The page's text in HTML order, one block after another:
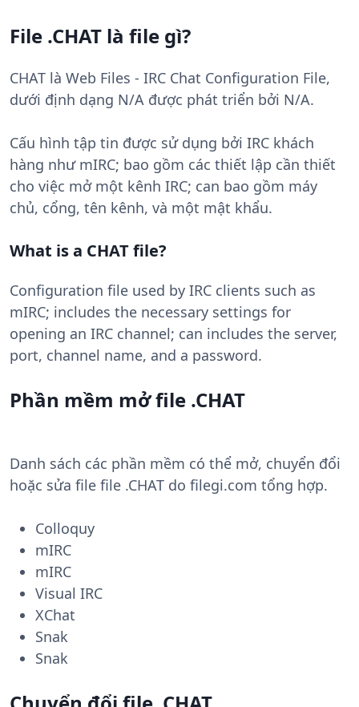
File .CHAT là file gì?
CHAT là Web Files - IRC Chat Configuration File,
dưới định dạng N/A được phát triển bởi N/A.
Cấu hình tập tin được sử dụng bởi IRC khách
hàng như mIRC; bao gồm các thiết lập cần thiết
cho việc mở một kênh IRC; can bao gồm máy
chủ, cổng, tên kênh, và một mật khẩu.
What is a CHAT file?
Configuration file used by IRC clients such as
mIRC; includes the necessary settings for
opening an IRC channel; can includes the server,
port, channel name, and a password.
Phần mềm mở file .CHAT
Danh sách các phần mềm có thể mở, chuyển đổi
hoặc sửa file file .CHAT do filegi.com tổng hợp.
Colloquy
mIRC
mIRC
Visual IRC
XChat
Snak
Snak